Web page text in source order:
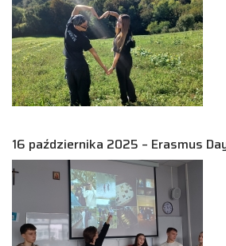
16 października 2025 – Erasmus